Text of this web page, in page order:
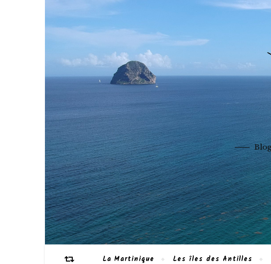
La Martinique Les îles des Antilles